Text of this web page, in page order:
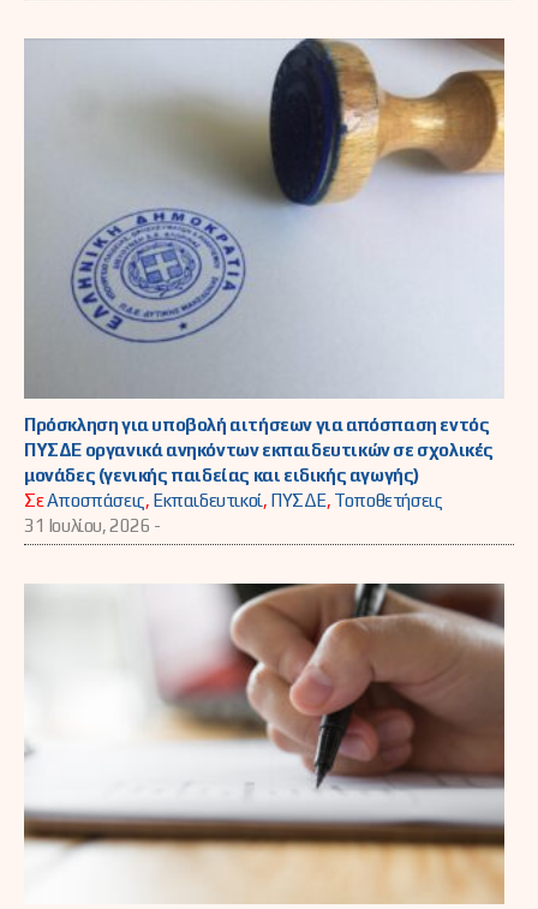
Πρόσκληση για υποβολή αιτήσεων για απόσπαση εντός
ΠΥΣΔΕ οργανικά ανηκόντων εκπαιδευτικών σε σχολικές
μονάδες (γενικής παιδείας και ειδικής αγωγής)
ΣεΑποσπάσεις, Εκπαιδευτικοί, ΠΥΣΔΕ, Τοποθετήσεις
31 Ιουλίου, 2026 -